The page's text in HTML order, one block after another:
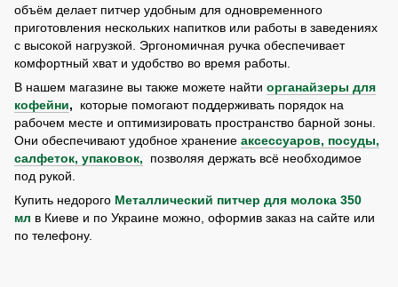
объём делает питчер удобным для одновременного
приготовления нескольких напитков или работы в заведениях
с высокой нагрузкой. Эргономичная ручка обеспечивает
комфортный хват и удобство во время работы.
В нашем магазине вы также можете найти органайзеры для
кофейни,
которые помогают поддерживать порядок на
рабочем месте и оптимизировать пространство барной зоны.
Они обеспечивают удобное хранение аксессуаров, посуды,
салфеток, упаковок,
позволяя держать всё необходимое
под рукой.
Купить недорого Металлический питчер для молока 350
мл в Киеве и по Украине можно, оформив заказ на сайте или
по телефону.